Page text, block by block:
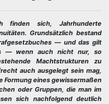
finden sich, Jahrhunderte
Grundsätzlich bestand
— und das gilt
— wenn auch nicht nur, so
Machtstrukturen zu
auch ausgelegt sein mag,
Formung eines gewissermaßen
oder Gruppen, die man im
sich nachfolgend deutlich